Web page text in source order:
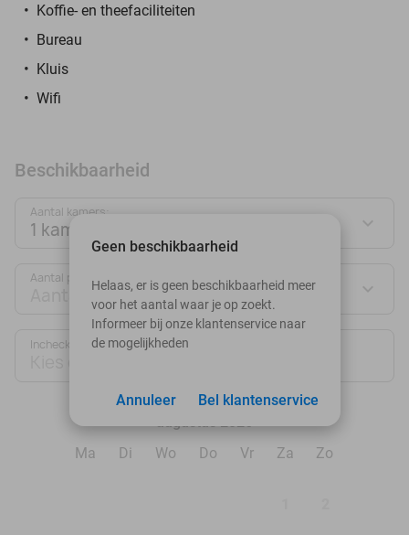
Koffie- en theefaciliteiten
Bureau
Kluis
Wifi
Beschikbaarheid
Aantal kamers:
1 kamer
Aantal personen:
Aantal personen
Inchecken
Ma
Di Wo Do Vr Za Zo
Geen beschikbaarheid
Helaas, er is geen beschikbaarheid meer
voor het aantal waar je op zoekt.
Informeer bij onze klantenservice naar
de mogelijkheden
Bel klantenservice
Annuleer